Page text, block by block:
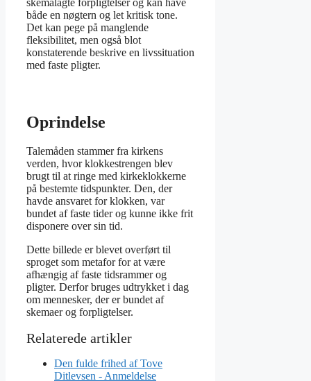
både en nøgtern og let kritisk tone.
Det kan pege på manglende
fleksibilitet, men også blot
konstaterende beskrive en livssituation
med faste pligter.
Oprindelse
Talemåden stammer fra kirkens
verden, hvor klokkestrengen blev
brugt til at ringe med kirkeklokkerne
på bestemte tidspunkter. Den, der
havde ansvaret for klokken, var
bundet af faste tider og kunne ikke frit
disponere over sin tid.
Dette billede er blevet overført til
sproget som metafor for at være
afhængig af faste tidsrammer og
pligter. Derfor bruges udtrykket i dag
om mennesker, der er bundet af
skemaer og forpligtelser.
Den fulde frihed af Tove
Ditlevsen - Anmeldelse